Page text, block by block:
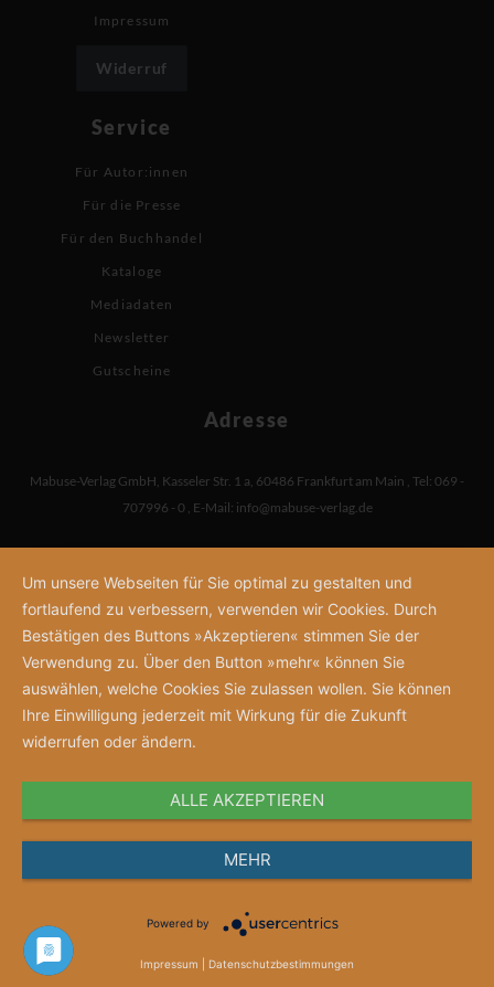
Impressum
Widerruf
Service
Für Autor:innen
Für die Presse
Für den Buchhandel
Kataloge
Mediadaten
Newsletter
Gutscheine
Adresse
Mabuse-Verlag GmbH Kasseler Str. 1 a 60486 Frankfurt am Main Tel: 069 -
707996 - 0 E-Mail: info@mabuse-verlag.de
Um unsere Webseiten für Sie optimal zu gestalten und
fortlaufend zu verbessern, verwenden wir Cookies. Durch
Bestätigen des Buttons »Akzeptieren« stimmen Sie der
Verwendung zu. Über den Button »mehr« können Sie
auswählen, welche Cookies Sie zulassen wollen. Sie können
Ihre Einwilligung jederzeit mit Wirkung für die Zukunft
widerrufen oder ändern.
ALLE AKZEPTIEREN
MEHR
Powered by
Impressum Datenschutzbestimmungen